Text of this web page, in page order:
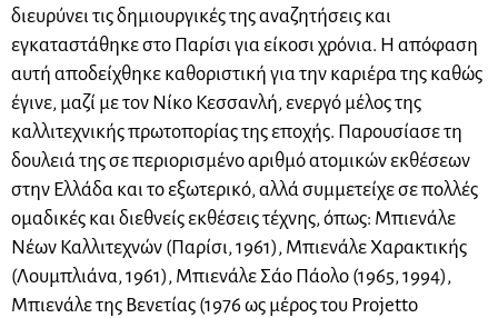
διευρύνει τις δημιουργικές της αναζητήσεις και
εγκαταστάθηκε στο Παρίσι για είκοσι χρόνια. Η απόφαση
αυτή αποδείχθηκε καθοριστική για την καριέρα της καθώς
έγινε, μαζί με τον Νίκο Κεσσανλή, ενεργό μέλος της
καλλιτεχνικής πρωτοπορίας της εποχής. Παρουσίασε τη
δουλειά της σε περιορισμένο αριθμό ατομικών εκθέσεων
στην Ελλάδα και το εξωτερικό, αλλά συμμετείχε σε πολλές
ομαδικές και διεθνείς εκθέσεις τέχνης, όπως: Μπιενάλε
Νέων Καλλιτεχνών (Παρίσι, 1961), Μπιενάλε Χαρακτικής
(Λουμπλιάνα, 1961), Μπιενάλε Σάο Πάολο (1965, 1994),
Μπιενάλε της Βενετίας (1976 ως μέρος του Projetto